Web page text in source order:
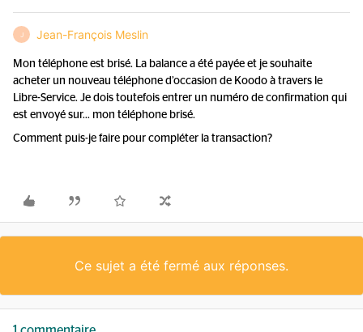
J Jean-François Meslin
Mon téléphone est brisé. La balance a été payée et je souhaite
acheter un nouveau téléphone d’occasion de Koodo à travers le
Libre-Service. Je dois toutefois entrer un numéro de confirmation qui
est envoyé sur… mon téléphone brisé.
Comment puis-je faire pour compléter la transaction?
Ce sujet a été fermé aux réponses.